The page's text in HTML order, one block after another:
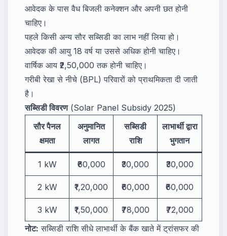
आवेदक के पास वैध बिजली कनेक्शन और अपनी छत होनी
चाहिए।
पहले किसी अन्य सौर सब्सिडी का लाभ नहीं लिया हो।
आवेदक की आयु 18 वर्ष या उससे अधिक होनी चाहिए।
वार्षिक आय ₹2,50,000 तक होनी चाहिए।
गरीबी रेखा से नीचे (BPL) परिवारों को प्राथमिकता दी जाती
है।
सब्सिडी विवरण(Solar Panel Subsidy 2025)
सौर पैनल
क्षमता
अनुमानित
लागत
सब्सिडी
राशि
लाभार्थी द्वारा
भुगतान
1 kW ₹60,000 ₹30,000 ₹30,000
2 kW ₹1,20,000 ₹60,000 ₹60,000
3 kW ₹1,50,000 ₹78,000
₹72,000
नोट: सब्सिडी राशि सीधे लाभार्थी के बैंक खाते में ट्रांसफर की